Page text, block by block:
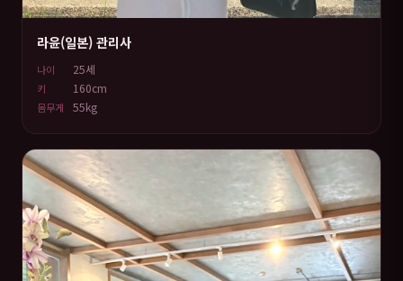
라윤(일본) 관리사
나이 25세
키 160cm
몸무게 55kg